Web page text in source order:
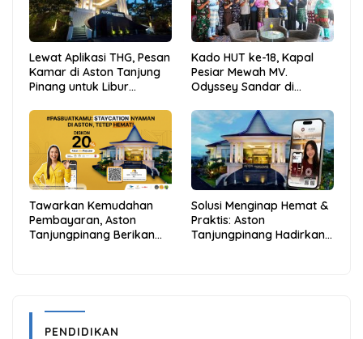
Lewat Aplikasi THG, Pesan
Kamar di Aston Tanjung
Pinang untuk Libur
dan Hemat
Kado HUT ke-18, Kapal
Pesiar Mewah MV.
Odyssey Sandar di
Anambas Siap Mendunia
Tawarkan Kemudahan
Pembayaran, Aston
Tanjungpinang Berikan
Solusi Menginap Hemat &
Praktis: Aston
Tanjungpinang Hadirkan
PENDIDIKAN